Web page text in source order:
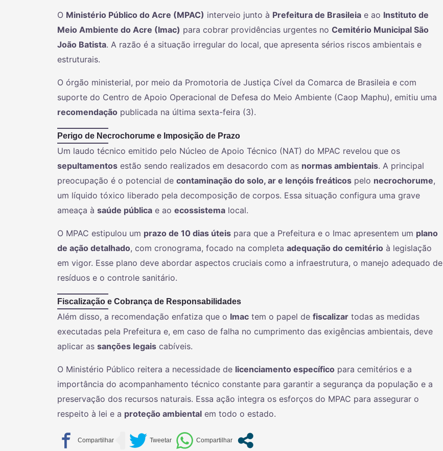
O Ministério Público do Acre (MPAC) interveio junto à Prefeitura de Brasileia e ao Instituto de
Meio Ambiente do Acre (Imac) para cobrar providências urgentes no Cemitério Municipal São
João Batista. A razão é a situação irregular do local, que apresenta sérios riscos ambientais e
estruturais.
O órgão ministerial, por meio da Promotoria de Justiça Cível da Comarca de Brasileia e com
suporte do Centro de Apoio Operacional de Defesa do Meio Ambiente (Caop Maphu), emitiu uma
recomendação publicada na última sexta-feira (3).
Perigo de Necrochorume e Imposição de Prazo
Um laudo técnico emitido pelo Núcleo de Apoio Técnico (NAT) do MPAC revelou que os
sepultamentos estão sendo realizados em desacordo com as normas ambientais. A principal
preocupação é o potencial de contaminação do solo, ar e lençóis freáticos pelo necrochorume,
um líquido tóxico liberado pela decomposição de corpos. Essa situação configura uma grave
ameaça à saúde pública e ao ecossistema local.
O MPAC estipulou um prazo de 10 dias úteis para que a Prefeitura e o Imac apresentem um plano
de ação detalhado, com cronograma, focado na completa adequação do cemitério à legislação
em vigor. Esse plano deve abordar aspectos cruciais como a infraestrutura, o manejo adequado de
resíduos e o controle sanitário.
Fiscalização e Cobrança de Responsabilidades
Além disso, a recomendação enfatiza que o Imac tem o papel de fiscalizar todas as medidas
executadas pela Prefeitura e, em caso de falha no cumprimento das exigências ambientais, deve
aplicar as sanções legais cabíveis.
O Ministério Público reitera a necessidade de licenciamento específico para cemitérios e a
importância do acompanhamento técnico constante para garantir a segurança da população e a
preservação dos recursos naturais. Essa ação integra os esforços do MPAC para assegurar o
respeito à lei e a proteção ambiental em todo o estado.